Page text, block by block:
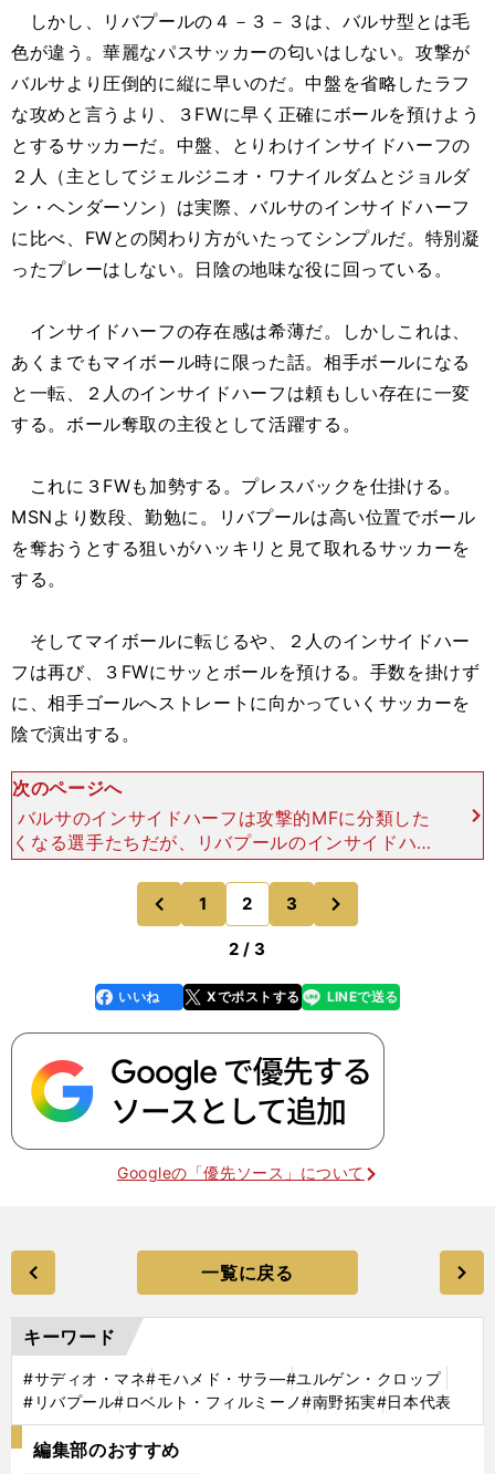
しかし、リバプールの４－３－３は、バルサ型とは毛
色が違う。華麗なパスサッカーの匂いはしない。攻撃が
バルサより圧倒的に縦に早いのだ。中盤を省略したラフ
な攻めと言うより、３FWに早く正確にボールを預けよう
とするサッカーだ。中盤、とりわけインサイドハーフの
２人（主としてジェルジニオ・ワナイルダムとジョルダ
ン・ヘンダーソン）は実際、バルサのインサイドハーフ
に比べ、FWとの関わり方がいたってシンプルだ。特別凝
ったプレーはしない。日陰の地味な役に回っている。
インサイドハーフの存在感は希薄だ。しかしこれは、
あくまでもマイボール時に限った話。相手ボールになる
と一転、２人のインサイドハーフは頼もしい存在に一変
する。ボール奪取の主役として活躍する。
これに３FWも加勢する。プレスバックを仕掛ける。
MSNより数段、勤勉に。リバプールは高い位置でボール
を奪おうとする狙いがハッキリと見て取れるサッカーを
する。
そしてマイボールに転じるや、２人のインサイドハー
フは再び、３FWにサッとボールを預ける。手数を掛けず
に、相手ゴールへストレートに向かっていくサッカーを
陰で演出する。
次のページへ
バルサのインサイドハーフは攻撃的MFに分類した
くなる選手たちだが、リバプールのインサイドハー
フは４－４－２の真ん中、センターハーフ的なの
だ。守備的MFのようでさえある。 この攻撃的MF
とは言い難い、総
前
のページへ
1 2 3
2 / 3
faceboo
k
いいね Xでポストする
line LINEで送る
Googleの「優先ソース」について
一覧に戻る
キーワード
#サディオ・マネ#モハメド・サラ―#ユルゲン・クロップ
#リバプール#ロベルト・フィルミーノ#南野拓実#日本代表
編集部のおすすめ